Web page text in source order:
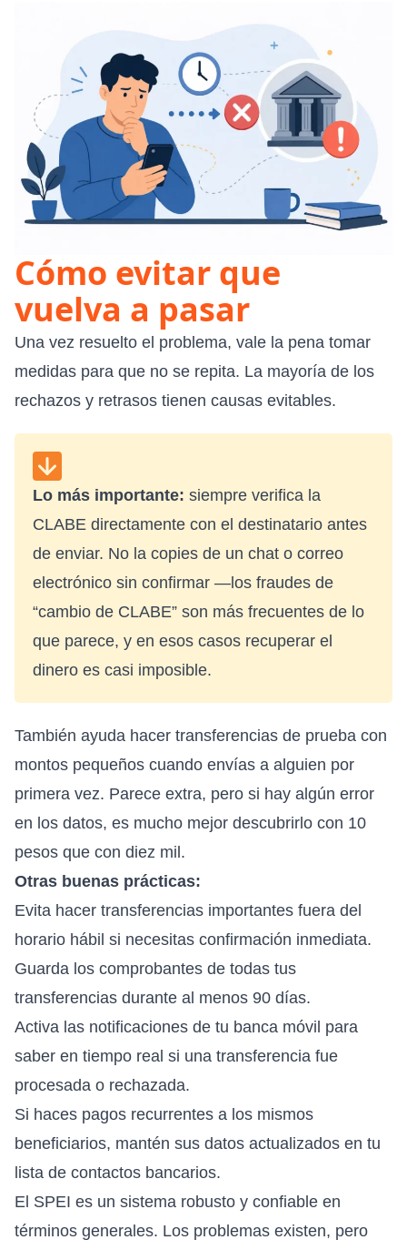
Cómo evitar que
vuelva a pasar
Una vez resuelto el problema, vale la pena tomar
medidas para que no se repita. La mayoría de los
rechazos y retrasos tienen causas evitables.
Lo más importante: siempre verifica la
CLABE directamente con el destinatario antes
de enviar. No la copies de un chat o correo
electrónico sin confirmar —los fraudes de
“cambio de CLABE” son más frecuentes de lo
que parece, y en esos casos recuperar el
dinero es casi imposible.
También ayuda hacer transferencias de prueba con
montos pequeños cuando envías a alguien por
primera vez. Parece extra, pero si hay algún error
en los datos, es mucho mejor descubrirlo con 10
pesos que con diez mil.
Otras buenas prácticas:
Evita hacer transferencias importantes fuera del
horario hábil si necesitas confirmación inmediata.
Guarda los comprobantes de todas tus
transferencias durante al menos 90 días.
Activa las notificaciones de tu banca móvil para
saber en tiempo real si una transferencia fue
procesada o rechazada.
Si haces pagos recurrentes a los mismos
beneficiarios, mantén sus datos actualizados en tu
lista de contactos bancarios.
El SPEI es un sistema robusto y confiable en
términos generales. Los problemas existen, pero